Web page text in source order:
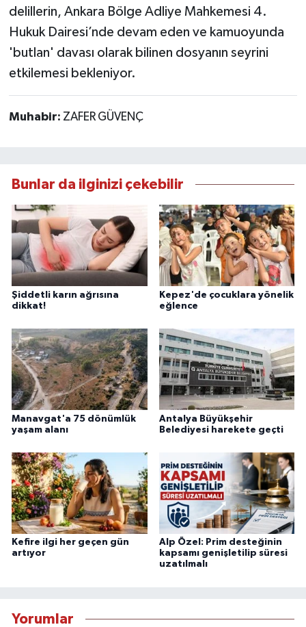
delillerin, Ankara Bölge Adliye Mahkemesi 4.
Hukuk Dairesi’nde devam eden ve kamuoyunda
'butlan' davası olarak bilinen dosyanın seyrini
etkilemesi bekleniyor.
Muhabir: ZAFER GÜVENÇ
Bunlar da ilginizi çekebilir
Şiddetli karın ağrısına
dikkat!
Kepez'de çocuklara yönelik
eğlence
Manavgat'a 75 dönümlük
yaşam alanı
Antalya Büyükşehir
Belediyesi harekete geçti
Kefire ilgi her geçen gün
artıyor
Alp Özel: Prim desteğinin
kapsamı genişletilip süresi
uzatılmalı
Yorumlar